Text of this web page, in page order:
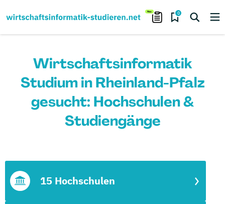
0
Wirtschaftsinformatik
Studium in Rheinland-Pfalz
gesucht: Hochschulen &
Studiengänge
15 Hochschulen